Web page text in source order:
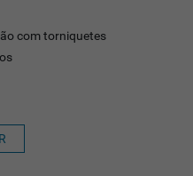
com torniquetes